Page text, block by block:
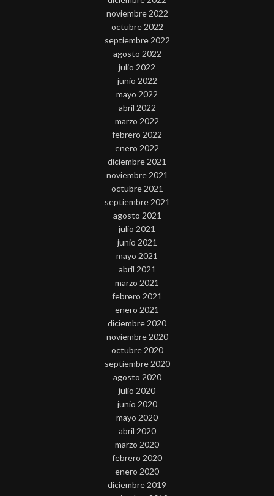
noviembre 2022
octubre 2022
septiembre 2022
agosto 2022
julio 2022
junio 2022
mayo 2022
abril 2022
marzo 2022
febrero 2022
enero 2022
diciembre 2021
noviembre 2021
octubre 2021
septiembre 2021
agosto 2021
julio 2021
junio 2021
mayo 2021
abril 2021
marzo 2021
febrero 2021
enero 2021
diciembre 2020
noviembre 2020
octubre 2020
septiembre 2020
agosto 2020
julio 2020
junio 2020
mayo 2020
abril 2020
marzo 2020
febrero 2020
enero 2020
diciembre 2019